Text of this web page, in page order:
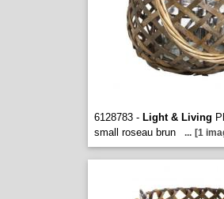
6128783 - Light & Living
small roseau brun
... [1